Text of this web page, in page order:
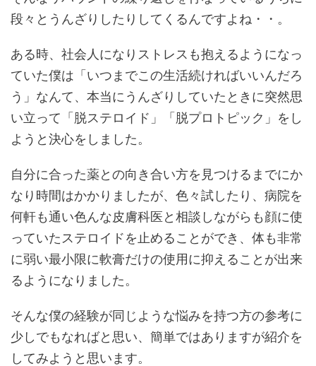
段々とうんざりしたりしてくるんですよね・・。
ある時、社会人になりストレスも抱えるようになっ
ていた僕は「いつまでこの生活続ければいいんだろ
う」なんて、本当にうんざりしていたときに突然思
い立って「脱ステロイド」「脱プロトピック」をし
ようと決心をしました。
自分に合った薬との向き合い方を見つけるまでにか
なり時間はかかりましたが、色々試したり、病院を
何軒も通い色んな皮膚科医と相談しながらも顔に使
っていたステロイドを止めることができ、体も非常
に弱い最小限に軟膏だけの使用に抑えることが出来
るようになりました。
そんな僕の経験が同じような悩みを持つ方の参考に
少しでもなればと思い、簡単ではありますが紹介を
してみようと思います。